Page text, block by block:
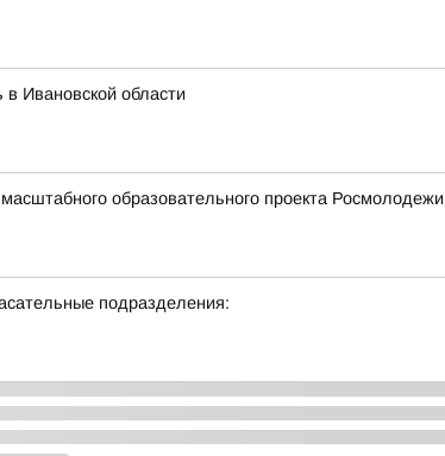
Ивановской области
образовательного проекта Росмолодежи
подразделения: